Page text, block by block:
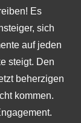
Es
sich
auf jeden
steigt. Den
beherzigen
kommen.